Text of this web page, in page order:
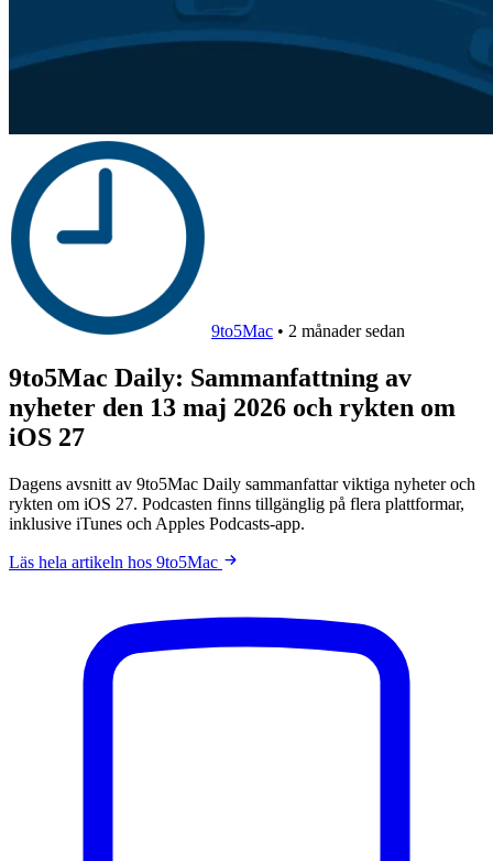
9to5Mac • 2 månader sedan
9to5Mac Daily: Sammanfattning av
nyheter den 13 maj 2026 och rykten om
iOS 27
Dagens avsnitt av 9to5Mac Daily sammanfattar viktiga nyheter och
rykten om iOS 27. Podcasten finns tillgänglig på flera plattformar,
inklusive iTunes och Apples Podcasts-app.
Läs hela artikeln hos 9to5Mac